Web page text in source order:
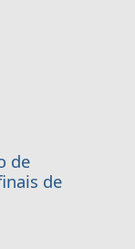
de
de